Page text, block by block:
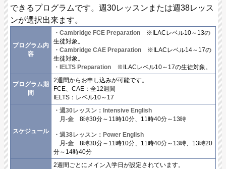
できるプログラムです。週30レッスンまたは週38レッス
ンが選択出来ます。
プログラム内
容
・Cambridge FCE Preparation ※ILACレベル10～13の
生徒対象。
・Cambridge CAE Preparation ※ILACレベル14～17の
生徒対象。
・IELTS Preparation ※ILACレベル10～17の生徒対象。
プログラム期
間
2週間からお申し込みが可能です。
FCE、CAE：全12週間
IELTS：レベル10～17
スケジュール
・週30レッスン：Intensive English
月-金 8時30分～11時10分、11時40分～13時
・週38レッスン：Power English
月-金 8時30分～11時10分、11時40分～13時、13時20
分～14時40分
2週間ごとにメイン入学日が設定されています。